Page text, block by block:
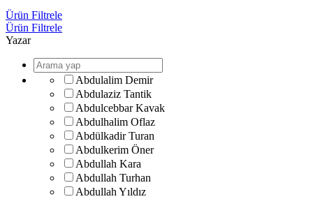
Ürün Filtrele
Ürün Filtrele
Yazar
Abdulalim Demir
Abdulaziz Tantik
Abdulcebbar Kavak
Abdulhalim Oflaz
Abdülkadir Turan
Abdulkerim Öner
Abdullah Kara
Abdullah Turhan
Abdullah Yıldız